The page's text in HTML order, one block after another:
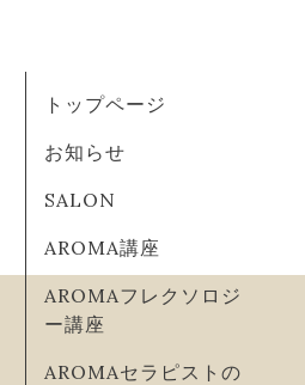
トップページ
お知らせ
SALON
AROMA講座
AROMAフレクソロジ
ー講座
AROMAセラピストの